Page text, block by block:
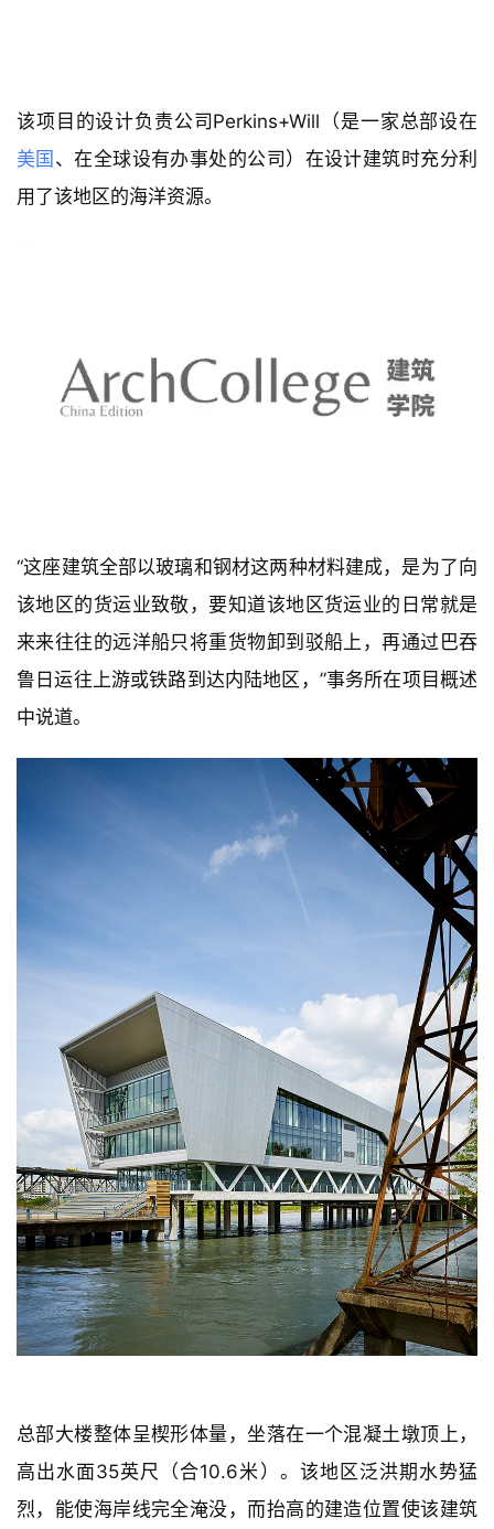
美国、在全球设有办事处的公司）在设计建筑时充分利
用了该地区的海洋资源。
该地区的货运业致敬，要知道该地区货运业的日常就是
来来往往的远洋船只将重货物卸到驳船上，再通过巴吞
鲁日运往上游或铁路到达内陆地区，”事务所在项目概述
中说道。
高出水面35英尺（合10.6米）。该地区泛洪期水势猛
烈，能使海岸线完全淹没，而抬高的建造位置使该建筑
物能够经受住季节性洪水的侵袭。